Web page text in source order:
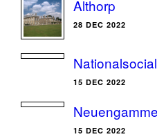
Althorp
28 DEC 2022
15 DEC 2022
15 DEC 2022